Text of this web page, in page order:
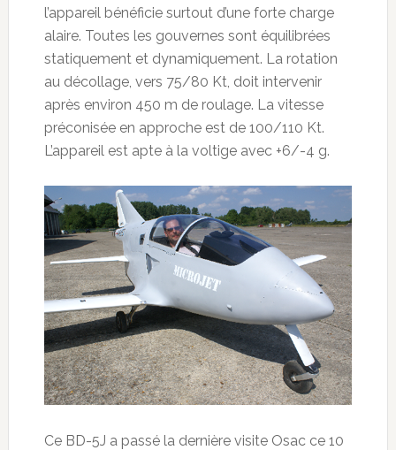
l’appareil bénéficie surtout d’une forte charge
alaire. Toutes les gouvernes sont équilibrées
statiquement et dynamiquement. La rotation
au décollage, vers 75/80 Kt, doit intervenir
après environ 450 m de roulage. La vitesse
préconisée en approche est de 100/110 Kt.
L’appareil est apte à la voltige avec +6/-4 g.
Ce BD-5J a passé la dernière visite Osac ce 10